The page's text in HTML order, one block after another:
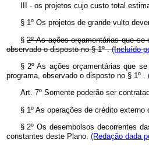
III - os projetos cujo custo total
§ 1º Os projetos de grande vulto
§2º As ações orçamentárias que se
observado o disposto no § 1º .(Incluído
§ 2º As ações orçamentárias que
programa, observado o disposto no § 1º .
Art. 7º Somente poderão ser
§ 1º As operações de crédito
§ 2º Os desembolsos decorrentes
constantes deste Plano. (Redação dada